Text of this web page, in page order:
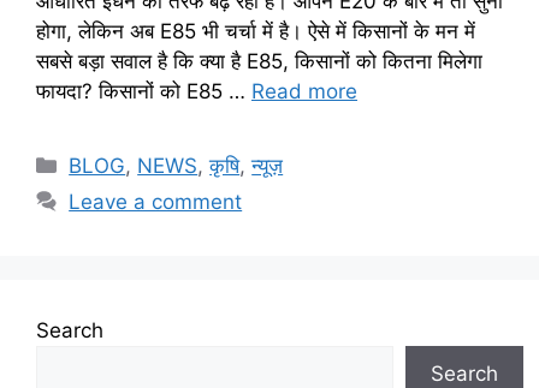
होगा, लेकिन अब E85 भी चर्चा में है। ऐसे में किसानों के मन में
सबसे बड़ा सवाल है कि क्या है E85, किसानों को कितना मिलेगा
फायदा? किसानों को E85 … Read more
BLOG, NEWS,कृषि,न्यूज़
Leave a comment
Search
Search